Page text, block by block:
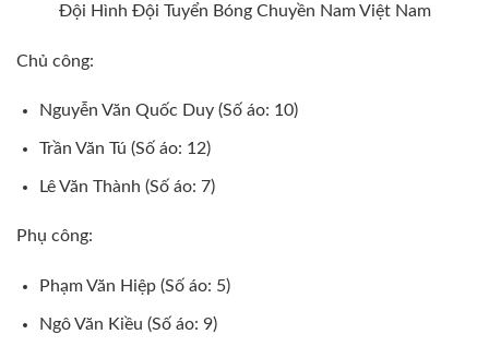
Đội Hình Đội Tuyển Bóng Chuyền Nam Việt Nam
Chủ công:
Nguyễn Văn Quốc Duy (Số áo: 10)
Trần Văn Tú (Số áo: 12)
Lê Văn Thành (Số áo: 7)
Phụ công:
Phạm Văn Hiệp (Số áo: 5)
Ngô Văn Kiều (Số áo: 9)